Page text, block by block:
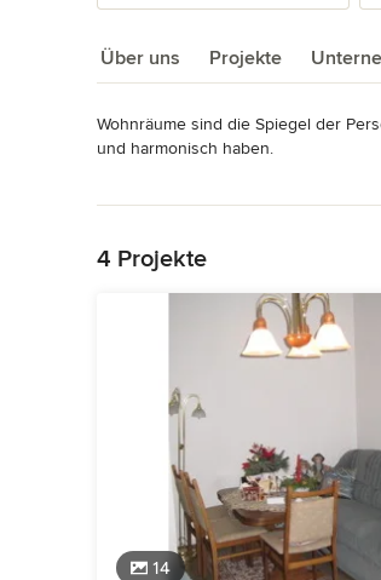
Über uns Projekte
Über uns
Wohnräume sind die Spiegel der
und harmonisch haben.
Stil-System Christin Schmoger
Interior Designer & Raumausstatter
4 Projekte
14